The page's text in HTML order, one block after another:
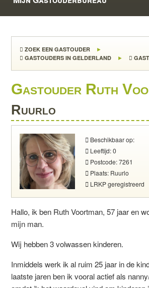
ZOEK EEN GASTOUDER
GASTOUDERS IN GELDERLAND
Gastouder Ruth
Ruurlo
Beschikbaar op:
Leeftijd: 0
Postcode: 7261
Plaats: Ruurlo
LRKP geregistreerd
Hallo, ik ben Ruth Voortman, 57 jaar en
mijn man.
Wij hebben 3 volwassen kinderen.
Inmiddels werk ik al ruim 25 jaar in de
laatste jaren ben ik vooral actief als